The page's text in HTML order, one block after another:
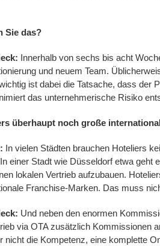
Sie das?
Innerhalb von sechs bis acht
und neuem Team.
ist dabei die Tatsache, dass der
das unternehmerische Risiko
überhaupt noch große
In vielen Städten brauchen Hoteliers
einer Stadt wie Düsseldorf etwa geht
lokalen Vertrieb aufzubauen.
Franchise-Marken. Das muss
Und neben den enormen
via OTA zusätzlich Kommissionen
nicht die Kompetenz, eine komplette